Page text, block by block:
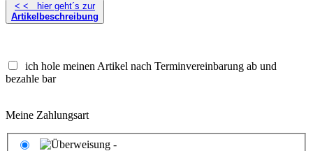
< < hier geht´s zur
Artikelbeschreibung
ich hole meinen Artikel nach Terminvereinbarung ab und
bezahle bar
Meine Zahlungsart